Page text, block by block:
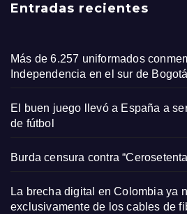
Entradas recientes
Más de 6.257 uniformados
Independencia en el sur de Bogotá
El buen juego llevó a España a
de fútbol
Burda censura contra
La brecha digital en Colombia ya
exclusivamente de los cables de